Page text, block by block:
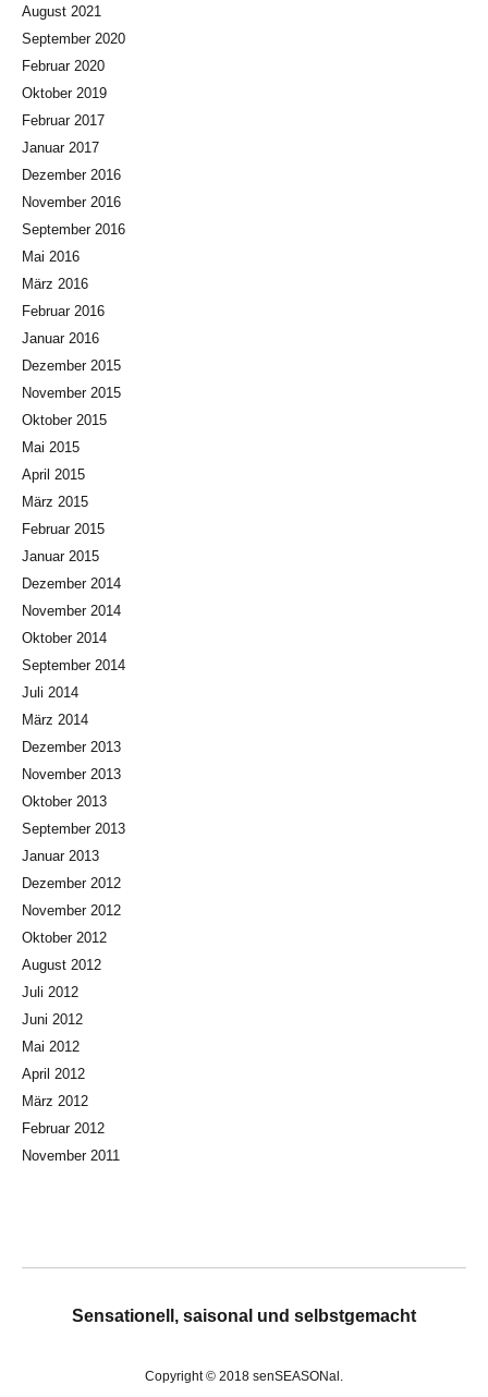
August 2021
September 2020
Februar 2020
Oktober 2019
Februar 2017
Januar 2017
Dezember 2016
November 2016
September 2016
Mai 2016
März 2016
Februar 2016
Januar 2016
Dezember 2015
November 2015
Oktober 2015
Mai 2015
April 2015
März 2015
Februar 2015
Januar 2015
Dezember 2014
November 2014
Oktober 2014
September 2014
Juli 2014
März 2014
Dezember 2013
November 2013
Oktober 2013
September 2013
Januar 2013
Dezember 2012
November 2012
Oktober 2012
August 2012
Juli 2012
Juni 2012
Mai 2012
April 2012
März 2012
Februar 2012
November 2011
Sensationell, saisonal und selbstgemacht
Copyright © 2018 senSEASONal